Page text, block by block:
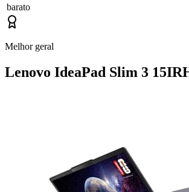
barato
Melhor geral
Lenovo IdeaPad Slim 3